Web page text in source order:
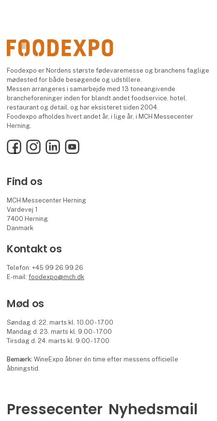
Foodexpo er Nordens største fødevaremesse og branchens faglige
mødested for både besøgende og udstillere.
Messen arrangeres i samarbejde med 13 toneangivende
brancheforeninger inden for blandt andet foodservice, hotel,
restaurant og detail, og har eksisteret siden 2004.
Foodexpo afholdes hvert andet år, i lige år, i MCH Messecenter
Herning.
FacebookInstagramLinkedInYouTube
Find os
MCH Messecenter Herning
Vardevej 1
7400 Herning
Danmark
Kontakt os
Telefon: +45 99 26 99 26
E-mail:foodexpo@mch.dk
Mød os
Søndag d. 22. marts kl. 10.00 - 17.00
Mandag d. 23. marts kl. 9.00 - 17.00
Tirsdag d. 24. marts kl. 9.00 - 17.00
Bemærk:WineExpo åbner én time efter messens officielle
åbningstid.
Pressecenter Nyhedsmail